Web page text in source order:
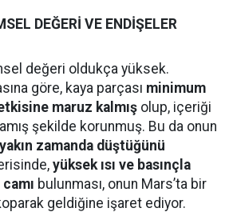
DEĞERİ VE ENDİŞELER
değeri oldukça yüksek.
göre, kaya parçası minimum
maruz kalmış olup, içeriği
şekilde korunmuş. Bu da onun
zamanda düştüğünü
yüksek ısı ve basınçla
bulunması, onun Mars’ta bir
geldiğine işaret ediyor.